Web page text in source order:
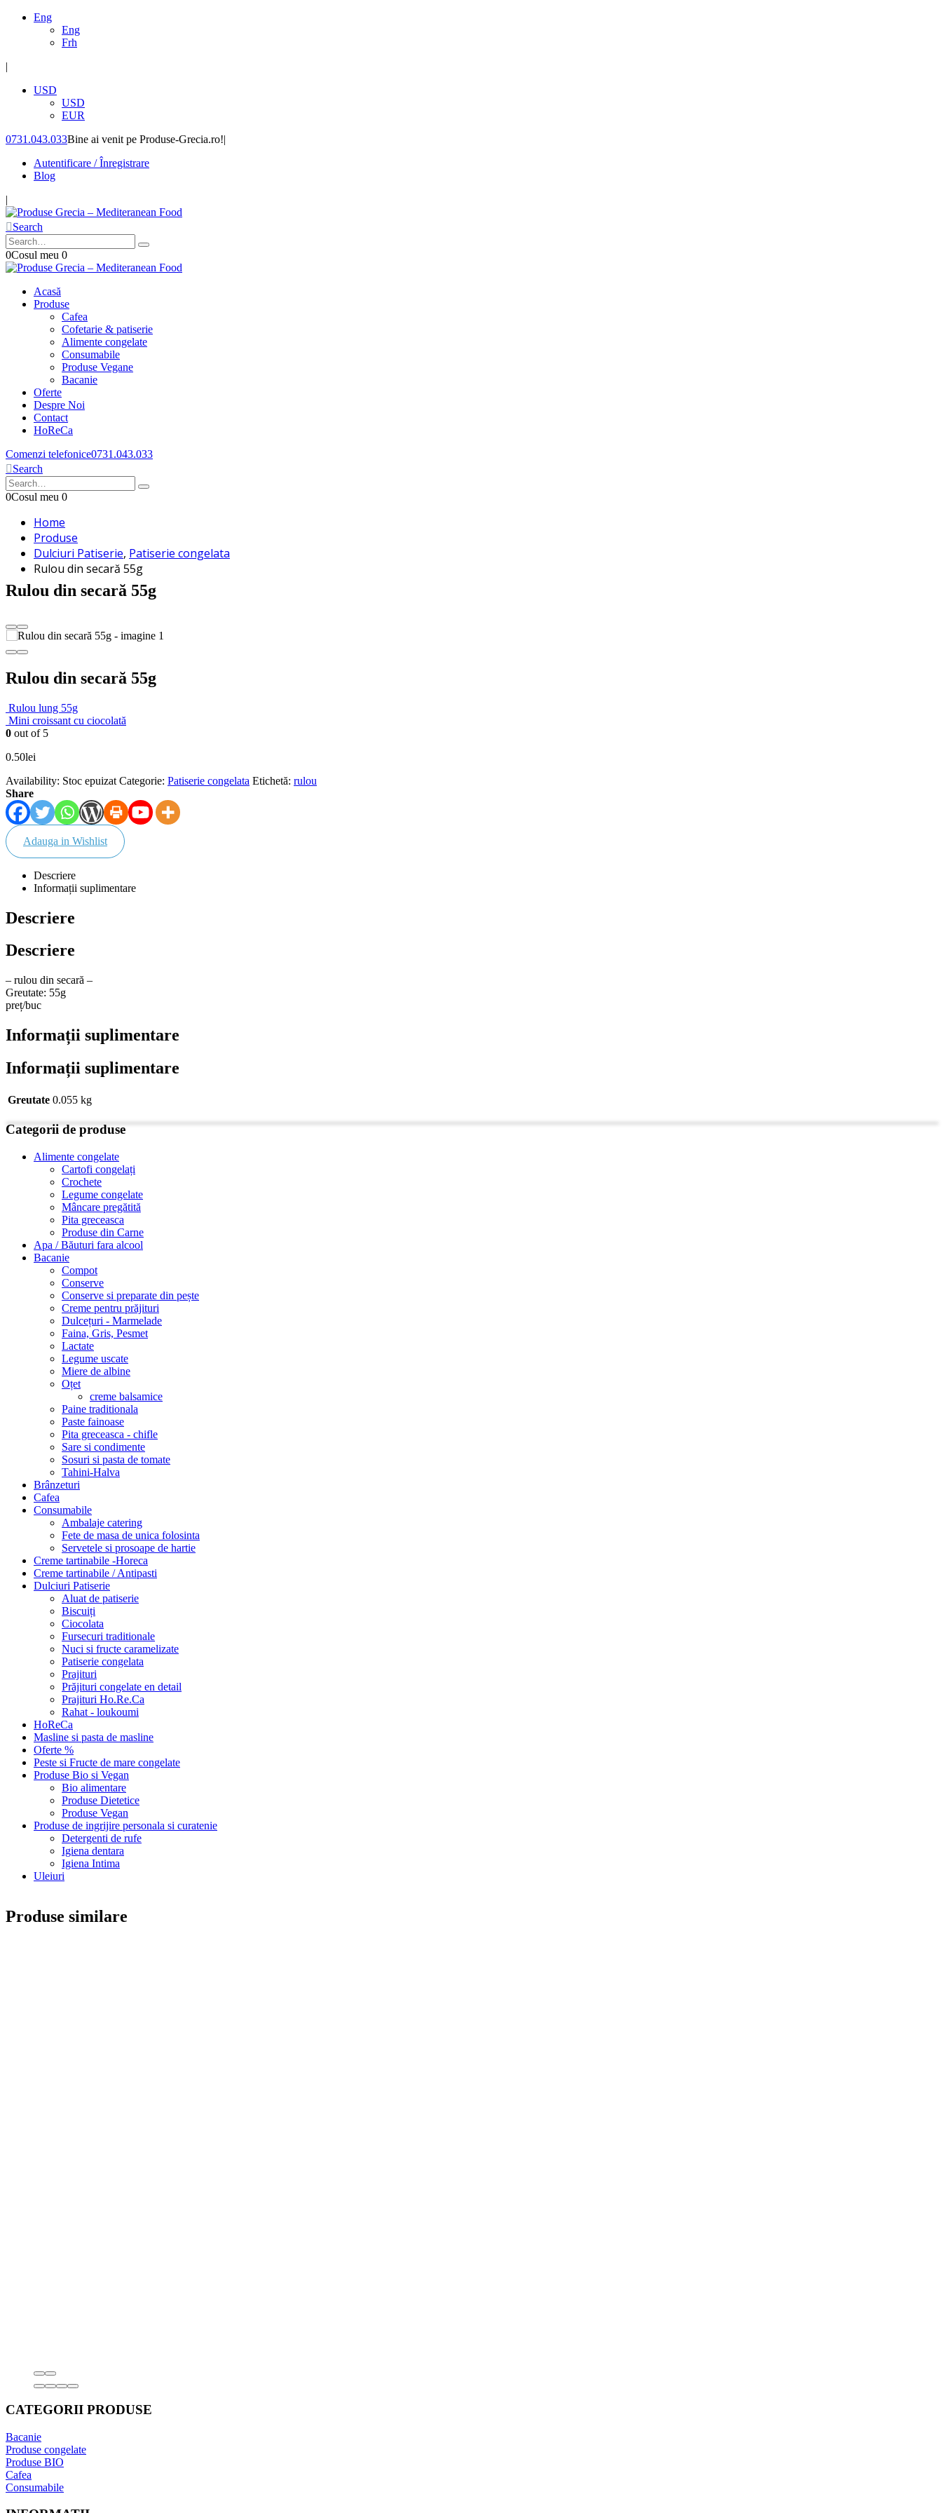
Eng
Eng
Frh
|
USD
USD
EUR
0731.043.033Bine ai venit pe Produse-Grecia.ro!|
Autentificare / Înregistrare
Blog
|
Search
0Cosul meu 0
Acasă
Produse
Cafea
Cofetarie & patiserie
Alimente congelate
Consumabile
Produse Vegane
Bacanie
Oferte
Despre Noi
Contact
HoReCa
Comenzi telefonice0731.043.033
Search
0Cosul meu 0
Home
Produse
Dulciuri Patiserie, Patiserie congelata
Rulou din secară 55g
Rulou din secară 55g
Rulou din secară 55g
Rulou lung 55g
Mini croissant cu ciocolată
0 out of 5
0.50lei
Availability: Stoc epuizat Categorie: Patiserie congelata Etichetă: rulou
Share
Adauga in Wishlist
Descriere
Informații suplimentare
Descriere
Descriere
– rulou din secară –
Greutate: 55g
preț/buc
Informații suplimentare
Informații suplimentare
Greutate 0.055 kg
Categorii de produse
Alimente congelate
Cartofi congelați
Crochete
Legume congelate
Mâncare pregătită
Pita greceasca
Produse din Carne
Apa / Băuturi fara alcool
Bacanie
Compot
Conserve
Conserve si preparate din pește
Creme pentru prăjituri
Dulcețuri - Marmelade
Faina, Gris, Pesmet
Lactate
Legume uscate
Miere de albine
Oțet
creme balsamice
Paine traditionala
Paste fainoase
Pita greceasca - chifle
Sare si condimente
Sosuri si pasta de tomate
Tahini-Halva
Brânzeturi
Cafea
Consumabile
Ambalaje catering
Fete de masa de unica folosinta
Servetele si prosoape de hartie
Creme tartinabile -Horeca
Creme tartinabile / Antipasti
Dulciuri Patiserie
Aluat de patiserie
Biscuiți
Ciocolata
Fursecuri traditionale
Nuci si fructe caramelizate
Patiserie congelata
Prajituri
Prăjituri congelate en detail
Prajituri Ho.Re.Ca
Rahat - loukoumi
HoReCa
Masline si pasta de masline
Oferte %
Peste si Fructe de mare congelate
Produse Bio si Vegan
Bio alimentare
Produse Dietetice
Produse Vegan
Produse de ingrijire personala si curatenie
Detergenti de rufe
Igiena dentara
Igiena Intima
Uleiuri
Produse similare
CATEGORII PRODUSE
Bacanie
Produse congelate
Produse BIO
Cafea
Consumabile